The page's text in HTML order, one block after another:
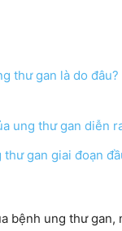
thư gan là do
ung thư gan diễn
thư gan giai đoạn
bệnh ung thư gan,